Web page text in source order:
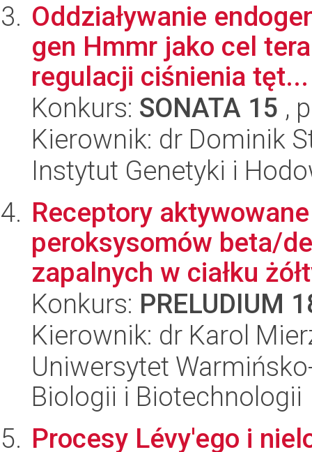
Oddziaływanie
gen Hmmr jako cel
regulacji ciśnienia tęt...
Konkurs: SONATA 15 ,
Kierownik: dr Dominik
Instytut Genetyki i
Receptory
peroksysomów beta/
zapalnych w ciałku
Konkurs: PRELUDIUM
Kierownik: dr Karol
Uniwersytet
Biologii i Biotechnologii
Procesy Lévy'ego i